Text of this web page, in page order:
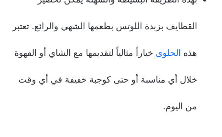
القطايف بزبدة اللوتس بطعمها الشهي والرائع. تعتبر
هذه الحلوى خياراً مثالياً لتقديمها مع الشاي أو القهوة
خلال أي مناسبة أو حتى كوجبة خفيفة في أي وقت
من اليوم.